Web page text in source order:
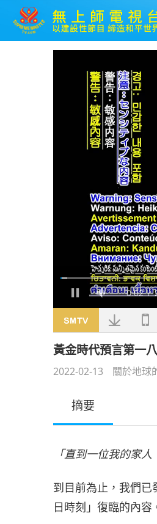
靜
音
/
載
入
完
畢:
1.40%
黃金時代預言第一
2022-02-13 關於地球
摘要
「直到一位我的家
到目前為止，我們
日時刻」復臨的內容